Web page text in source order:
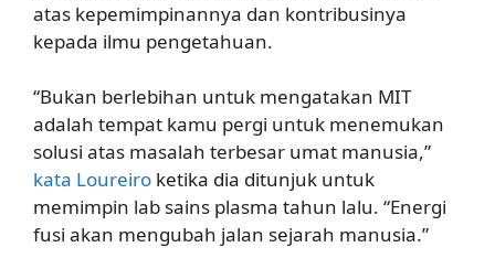
atas kepemimpinannya dan kontribusinya
kepada ilmu pengetahuan.
“Bukan berlebihan untuk mengatakan MIT
adalah tempat kamu pergi untuk menemukan
solusi atas masalah terbesar umat manusia,”
kata Loureiro ketika dia ditunjuk untuk
memimpin lab sains plasma tahun lalu. “Energi
fusi akan mengubah jalan sejarah manusia.”